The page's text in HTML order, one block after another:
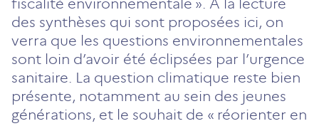
des synthèses qui sont proposées ici, on
verra que les questions environ­nementales
sont loin d’avoir été éclipsées par l’urgence
sanitaire. La question climatique reste bien
présente, notamment au sein des jeunes
générations, et le souhait de « réorienter en